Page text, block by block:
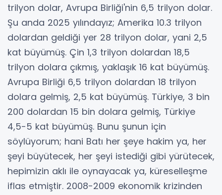
trilyon dolar, Avrupa Birliği'nin 6,5 trilyon dolar.
Şu anda 2025 yılındayız; Amerika 10.3 trilyon
dolardan geldiği yer 28 trilyon dolar, yani 2,5
kat büyümüş. Çin 1,3 trilyon dolardan 18,5
trilyon dolara çıkmış, yaklaşık 16 kat büyümüş.
Avrupa Birliği 6,5 trilyon dolardan 18 trilyon
dolara gelmiş, 2,5 kat büyümüş. Türkiye, 3 bin
200 dolardan 15 bin dolara gelmiş, Türkiye
4,5-5 kat büyümüş. Bunu şunun için
söylüyorum; hani Batı her şeye hakim ya, her
şeyi büyütecek, her şeyi istediği gibi yürütecek,
hepimizin aklı ile oynayacak ya, küreselleşme
iflas etmiştir. 2008-2009 ekonomik krizinden